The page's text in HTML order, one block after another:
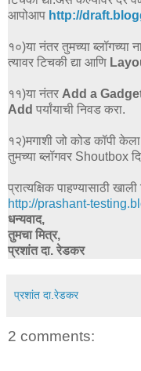
आपोआप http://
१०)या नंतर तुमच्या ब्लॉगच्या
त्यावर टिचकी द्या आणि
११)या नंतर Add a
Add पर्यांयाची निवड करा.
१२)मगाशी जो कोड कॉपी
तुमच्या ब्लॉगवर Shoutbox
प्रात्यक्षिक पाहण्यासाठी
http://prashant-
धन्यवाद,
तुमचा मित्र,
प्रशांत दा. रेडकर
प्रशांत दा.रेडकर
2 comments: